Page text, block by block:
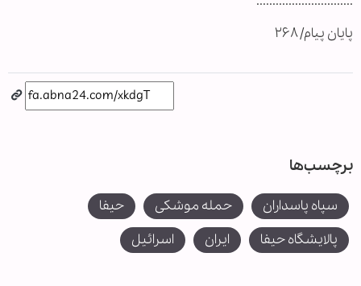
پایان پیام/ ۲۶۸
برچسب‌ها
سپاه پاسداران حمله موشکی
حیفا
پالایشگاه حیفا
ایران اسرائیل